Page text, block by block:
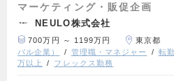
マーケティング・販促企画
NEULO株式会社
700万円 ～ 1199万円 東京都
バル企業）
管理職・マネジャー 転
万以上
フレックス勤務